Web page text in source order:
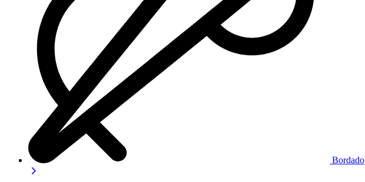
Bordado